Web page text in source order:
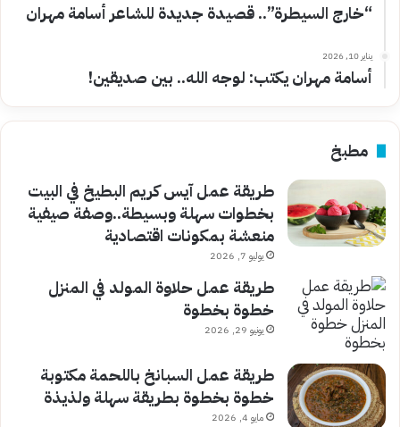
“خارج السيطرة”.. قصيدة جديدة للشاعر أسامة مهران
يناير 10, 2026
أسامة مهران يكتب: لوجه الله.. بين صديقين!
مطبخ
طريقة عمل آيس كريم البطيخ في البيت
بخطوات سهلة وبسيطة..وصفة صيفية
منعشة بمكونات اقتصادية
يوليو 7, 2026
طريقة عمل حلاوة المولد في المنزل
خطوة بخطوة
يونيو 29, 2026
طريقة عمل السبانخ باللحمة مكتوبة
خطوة بخطوة بطريقة سهلة ولذيذة
مايو 4, 2026